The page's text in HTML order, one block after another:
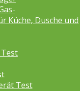
Küche, Dusche und
Test